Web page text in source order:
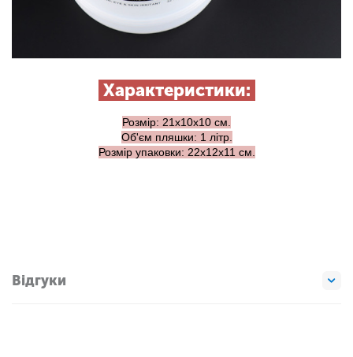
Характеристики:
Розмір: 21х10х10 см.
Об'єм пляшки: 1 літр.
Розмір упаковки: 22х12х11 см.
Відгуки